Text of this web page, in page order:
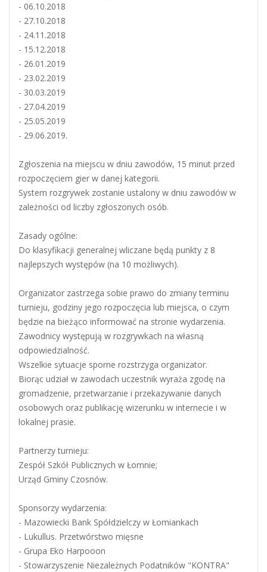
- 06.10.2018
- 27.10.2018
- 24.11.2018
- 15.12.2018
- 26.01.2019
- 23.02.2019
- 30.03.2019
- 27.04.2019
- 25.05.2019
- 29.06.2019.
Zgłoszenia na miejscu w dniu zawodów, 15 minut przed
rozpoczęciem gier w danej kategorii.
System rozgrywek zostanie ustalony w dniu zawodów w
zależności od liczby zgłoszonych osób.
Zasady ogólne:
Do klasyfikacji generalnej wliczane będą punkty z 8
najlepszych występów (na 10 możliwych).
Organizator zastrzega sobie prawo do zmiany terminu
turnieju, godziny jego rozpoczęcia lub miejsca, o czym
będzie na bieżąco informować na stronie wydarzenia.
Zawodnicy występują w rozgrywkach na własną
odpowiedzialność.
Wszelkie sytuacje sporne rozstrzyga organizator.
Biorąc udział w zawodach uczestnik wyraża zgodę na
gromadzenie, przetwarzanie i przekazywanie danych
osobowych oraz publikację wizerunku w internecie i w
lokalnej prasie.
Partnerzy turnieju:
Zespół Szkół Publicznych w Łomnie;
Urząd Gminy Czosnów.
Sponsorzy wydarzenia:
- Mazowiecki Bank Spółdzielczy w Łomiankach
- Lukullus. Przetwórstwo mięsne
- Grupa Eko Harpooon
- Stowarzyszenie Niezależnych Podatników "KONTRA"